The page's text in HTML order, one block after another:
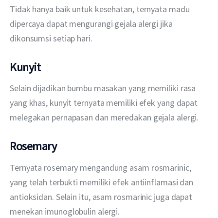
Tidak hanya baik untuk kesehatan, ternyata madu
dipercaya dapat mengurangi gejala alergi jika
dikonsumsi setiap hari.
Kunyit
Selain dijadikan bumbu masakan yang memiliki rasa
yang khas, kunyit ternyata memiliki efek yang dapat
melegakan pernapasan dan meredakan gejala alergi.
Rosemary
Ternyata rosemary mengandung asam rosmarinic,
yang telah terbukti memiliki efek antiinflamasi dan
antioksidan. Selain itu, asam rosmarinic juga dapat
menekan imunoglobulin alergi.